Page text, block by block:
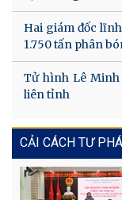
Hai giám đốc
1.750 tấn phân
Tử hình Lê Minh
liên tỉnh
CẢI CÁCH TƯ